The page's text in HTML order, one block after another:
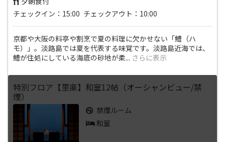
チェックイン：15:00 チェックアウト：10:00
京都や大阪の料亭や割烹で夏の料理に欠かせない「鱧（ハ
モ）」。淡路島では夏を代表する味覚です。淡路島近海では、
鱧が住処にしている海底の砂地が柔... さらに表示
特別フロア【里楽】和室12帖（オーシャンビュー/禁
煙）
禁煙ルーム
和室